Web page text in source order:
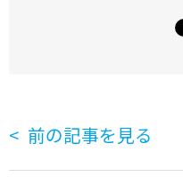
前の記事を見る